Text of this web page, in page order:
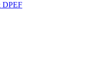
DPEF